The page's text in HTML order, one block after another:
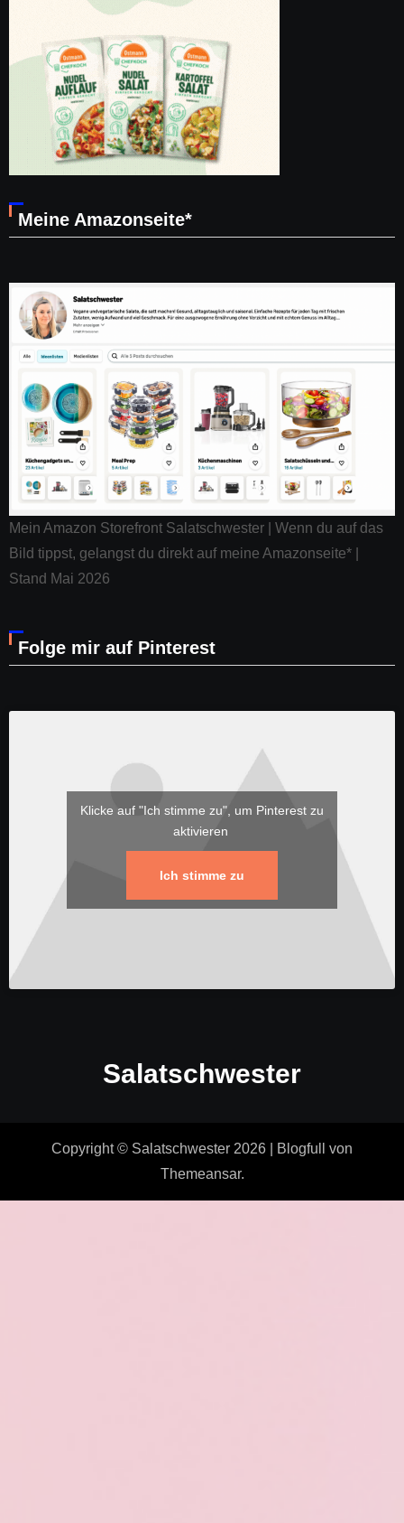
Meine Amazonseite*
Mein Amazon Storefront Salatschwester | Wenn du auf das
Bild tippst, gelangst du direkt auf meine Amazonseite* |
Stand Mai 2026
Folge mir auf Pinterest
Klicke auf "Ich stimme zu", um Pinterest zu
aktivieren
Ich stimme zu
Salatschwester
Copyright © Salatschwester 2026 Blogfull
von
Themeansar.